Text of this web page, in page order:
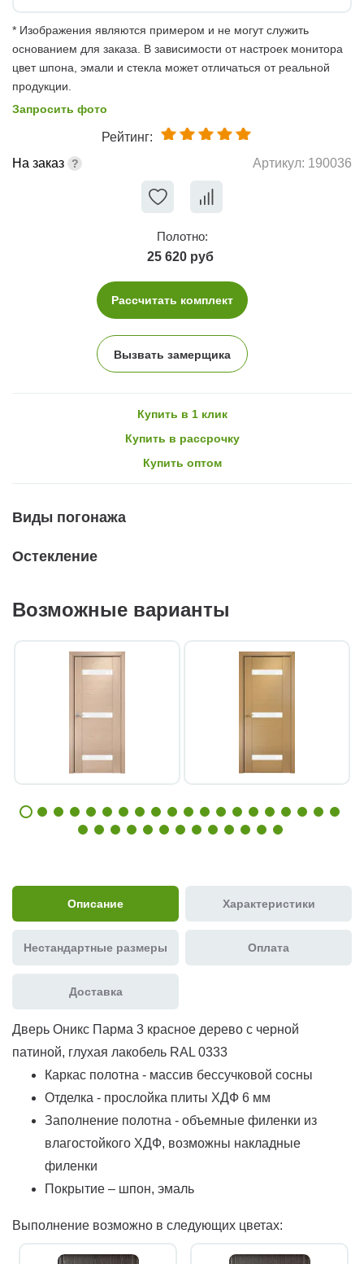
* Изображения являются примером и не могут служить
основанием для заказа. В зависимости от настроек монитора
цвет шпона, эмали и стекла может отличаться от реальной
продукции.
Запросить фото
Рейтинг:
На заказ
Артикул: 190036
Полотно:
25 620 руб
Рассчитать комплект
Вызвать замерщика
Купить в 1 клик
Купить в рассрочку
Купить оптом
Виды погонажа
Остекление
Возможные варианты
Описание Характеристики
Нестандартные размеры Оплата
Доставка
Дверь Оникс Парма 3 красное дерево с черной
патиной, глухая лакобель RAL 0333
Каркас полотна - массив бессучковой сосны
Отделка - прослойка плиты ХДФ 6 мм
Заполнение полотна - объемные филенки из
влагостойкого ХДФ, возможны накладные
филенки
Покрытие – шпон, эмаль
Выполнение возможно в следующих цветах: